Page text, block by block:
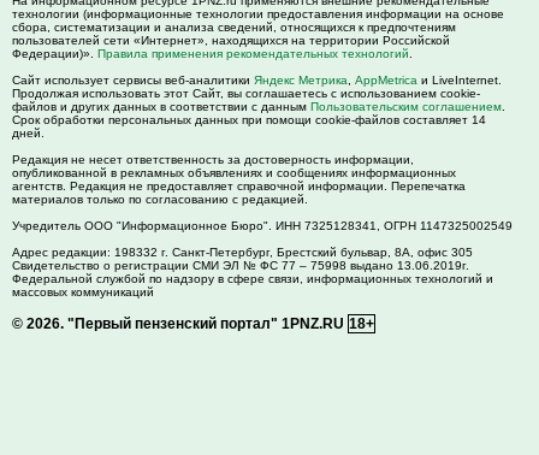
технологии (информационные технологии предоставления информации на основе
сбора, систематизации и анализа сведений, относящихся к предпочтениям
пользователей сети «Интернет», находящихся на территории Российской
Федерации)». Правила применения рекомендательных технологий
Сайт использует сервисы веб-аналитики Яндекс Метрика AppMetrica и LiveInternet.
Продолжая использовать этот Сайт, вы соглашаетесь с использованием cookie-
файлов и других данных в соответствии с данным Пользовательским соглашением
Срок обработки персональных данных при помощи cookie-файлов составляет 14
дней.
Редакция не несет ответственность за достоверность информации,
опубликованной в рекламных объявлениях и сообщениях информационных
агентств. Редакция не предоставляет справочной информации. Перепечатка
материалов только по согласованию с редакцией.
Учредитель ООО "Информационное Бюро". ИНН 7325128341, ОГРН 1147325002549
Адрес редакции: 198332 г. Санкт-Петербург, Брестский бульвар, 8А, офис 305
Свидетельство о регистрации СМИ ЭЛ № ФС 77 – 75998 выдано 13.06.2019г.
Федеральной службой по надзору в сфере связи, информационных технологий и
массовых коммуникаций
© 2026. "Первый пензенский портал" 1PNZ.RU 18+